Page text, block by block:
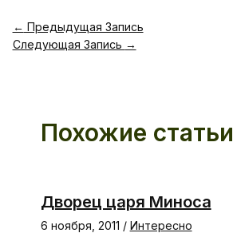
← Предыдущая Запись
Следующая Запись →
Похожие статьи
Дворец царя Миноса
6 ноября, 2011 / Интересно